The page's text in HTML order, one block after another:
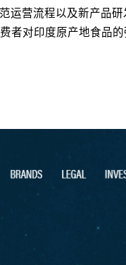
运营流程以及新产品
者对印度原产地食品